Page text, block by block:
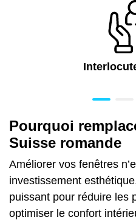
Pourquoi
Suisse romande
Améliorer vos fenêtres
investissement
puissant pour réduire les
optimiser le confort